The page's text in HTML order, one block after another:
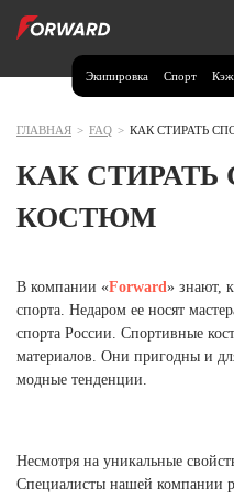
Экипировка Спорт
Москва и МО
Волгоградская область (1)
Воронежская область (1)
Дагестан (2)
Калининградская область (1)
Кемеровская область (2)
Краснодарский край (5)
Красноярский край (5)
Нижегородская область (1)
ГЛАВНАЯ > FAQ > КАК СТИРАТЬ
КАК
КОСТЮМ
В компании «Forward» знают,
спорта. Недаром ее носят
спорта России. Спортивные
материалов. Они пригодны и
модные тенденции.
Несмотря на уникальные
Специалисты нашей компании